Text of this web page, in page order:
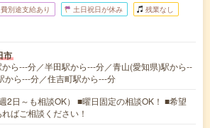
別途支給あり 土日祝日が休み 残業なし
市
ら---分／半田駅から---分／青山(愛知県)駅から--
から---分／住吉町駅から---分
2日～も相談OK） ■曜日固定の相談OK！ ■希望
ばご相談ください！